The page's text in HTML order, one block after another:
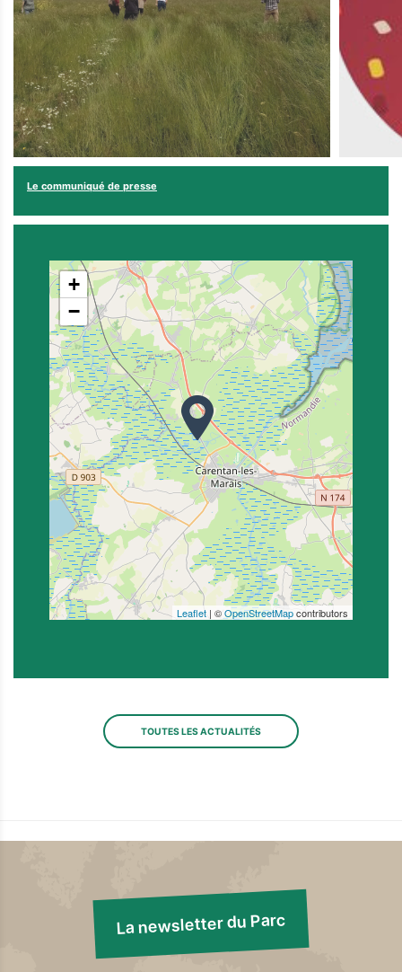
Le communiqué de presse
+
−
Leaflet | ©OpenStreetMapcontributors
TOUTES LES ACTUALITÉS
La newsletter du Parc